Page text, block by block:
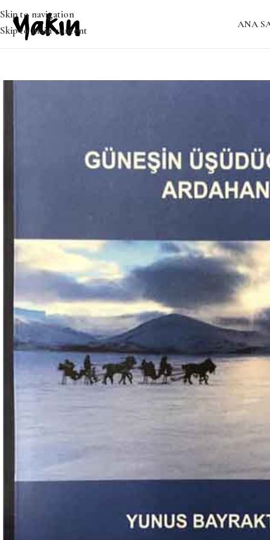
Skip to navigation
Skip to main content
ANA